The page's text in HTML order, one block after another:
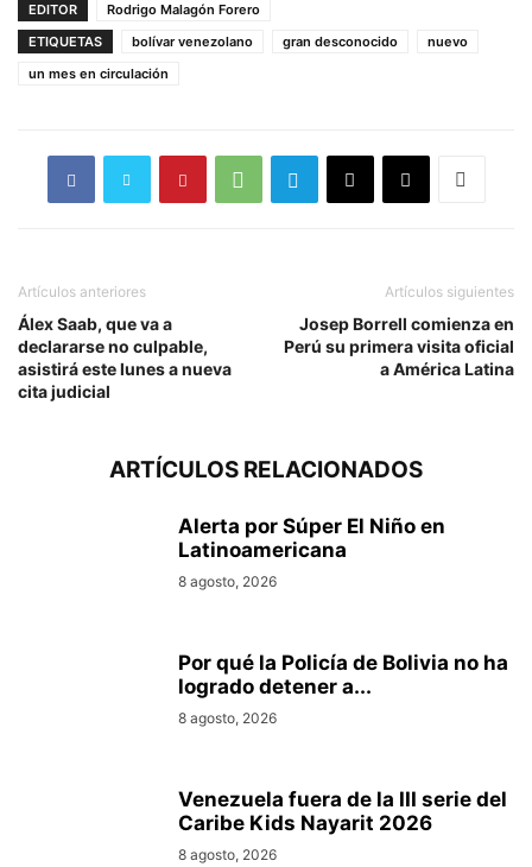
EDITOR
Rodrigo Malagón Forero
ETIQUETAS
bolívar venezolano gran desconocido
nuevo
un mes en circulación
Artículos anteriores
Álex Saab, que va a
declararse no culpable,
asistirá este lunes a nueva
cita judicial
Artículos siguientes
Josep Borrell comienza en
Perú su primera visita oficial
a América Latina
ARTÍCULOS RELACIONADOS
Alerta por Súper El Niño en
Latinoamericana
8 agosto, 2026
Por qué la Policía de Bolivia no ha
logrado detener a...
8 agosto, 2026
Venezuela fuera de la III serie del
Caribe Kids Nayarit 2026
8 agosto, 2026